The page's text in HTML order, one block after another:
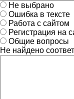
Не выбрано
Ошибка в тексте
Работа с сайтом
Регистрация на
Общие вопросы
Не найдено